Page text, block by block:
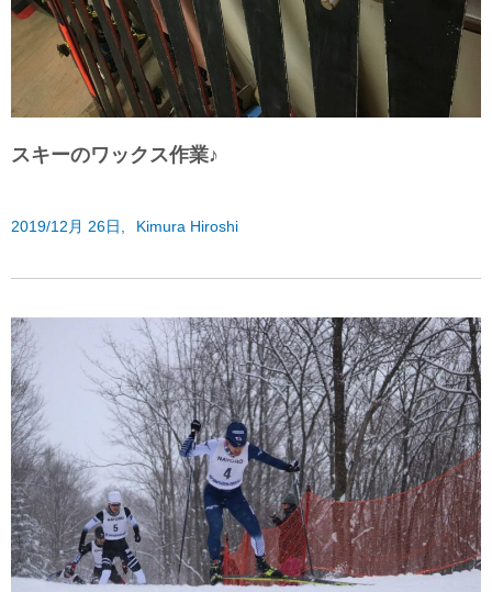
スキーのワックス作業♪
2019/12月 26日, Kimura Hiroshi